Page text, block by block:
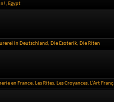
, Egypt
in Deutschland, Die Esoterik, Die Riten
en France, Les Rites, Les Croyances, L’Art